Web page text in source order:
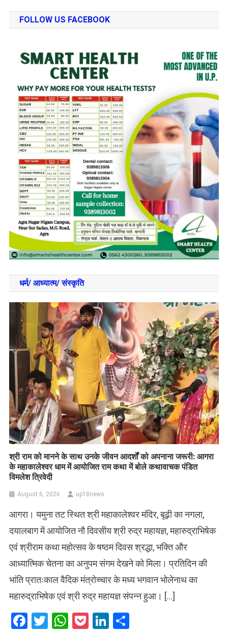
FOLLOW US FACEBOOK
धर्म/ आध्‍यात्‍म/ संस्‍कृति
​श्री राम को मानने के साथ उनके जीवन आदर्शों को अपनाना जरूरी: आगरा
के महाकालेश्वर धाम में आयोजित राम कथा में बोले कथावाचक पंडित
विमलेश त्रिवेदी
August 6, 2026 up18news
आगरा। यमुना तट स्थित श्री महाकालेश्वर मंदिर, बूढ़ी का नगला,
दयालबाग में आयोजित नौ दिवसीय श्री रुद्र महायज्ञ, महारुद्राभिषेक
एवं श्रीराम कथा महोत्सव के षष्ठम दिवस श्रद्धा, भक्ति और
आध्यात्मिक चेतना का अनुपम संगम देखने को मिला। प्रतिदिन की
भांति प्रातःकाल वैदिक मंत्रोच्चार के मध्य भगवान भोलेनाथ का
महारुद्राभिषेक एवं श्री रुद्र महायज्ञ संपन्न हुआ। […]
Facebook
Twitter
WhatsApp
PocketLinkedIn